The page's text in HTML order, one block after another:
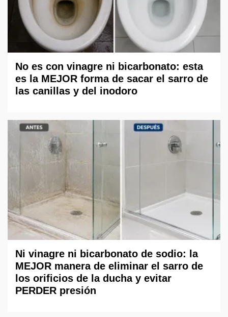
No es con vinagre ni bicarbonato: esta
es la MEJOR forma de sacar el sarro de
las canillas y del inodoro
Ni vinagre ni bicarbonato de sodio: la
MEJOR manera de eliminar el sarro de
los orificios de la ducha y evitar
PERDER presión